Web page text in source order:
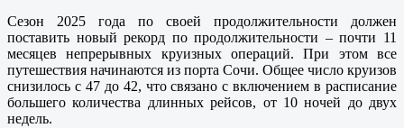
Сезон 2025 года по своей продолжительности должен
поставить новый рекорд по продолжительности – почти 11
месяцев непрерывных круизных операций. При этом все
путешествия начинаются из порта Сочи. Общее число круизов
снизилось с 47 до 42, что связано с включением в расписание
большего количества длинных рейсов, от 10 ночей до двух
недель.